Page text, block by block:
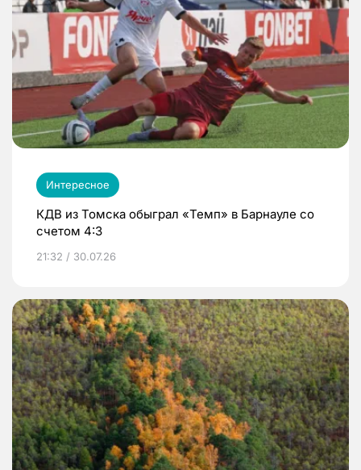
Интересное
КДВ из Томска обыграл «Темп» в Барнауле со
счетом 4:3
21:32 / 30.07.26